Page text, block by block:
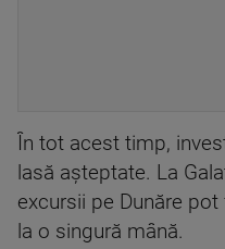
În tot acest timp,
lasă așteptate. La
excursii pe Dunăre
la o singură mână.